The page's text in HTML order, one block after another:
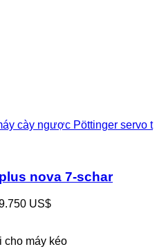
cày ngược Pöttinger servo t
nova 7-schar
US$
cho máy kéo